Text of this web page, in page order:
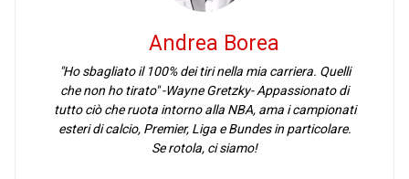
Andrea Borea
"Ho sbagliato il 100% dei tiri nella mia carriera. Quelli
che non ho tirato" -Wayne Gretzky- Appassionato di
tutto ciò che ruota intorno alla NBA, ama i campionati
esteri di calcio, Premier, Liga e Bundes in particolare.
Se rotola, ci siamo!